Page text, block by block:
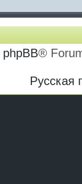
phpBB®
Русская